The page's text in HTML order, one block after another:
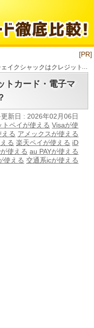
[PR]
ェイクシャックはクレジットカ
トカード・電子マ
新日 : 2026年02月06日
トペイが使える Visaが使
える アメックスが使える
る 楽天ペイが使える iD
使える au PAYが使える
使える 交通系icが使える